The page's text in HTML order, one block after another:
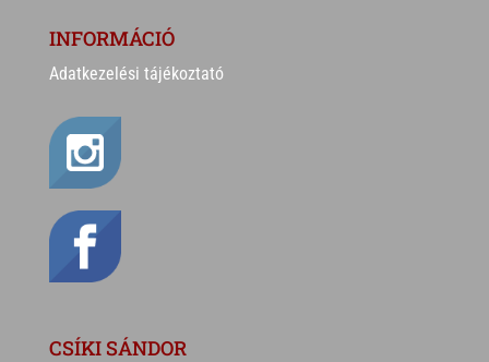
INFORMÁCIÓ
Adatkezelési tájékoztató
CSÍKI SÁNDOR